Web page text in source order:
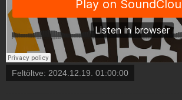
Feltöltve: 2024.12.19. 01:00:00